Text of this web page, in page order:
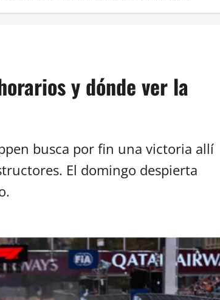
y dónde ver la
busca por fin una victoria allí
El domingo despierta